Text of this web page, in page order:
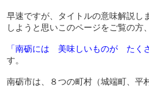
早速ですが、タイトルの意味解説し
しようと思いこのページをご覧の方
「南砺には 美味しいものが たく
す。
南砺市は、８つの町村（城端町、平